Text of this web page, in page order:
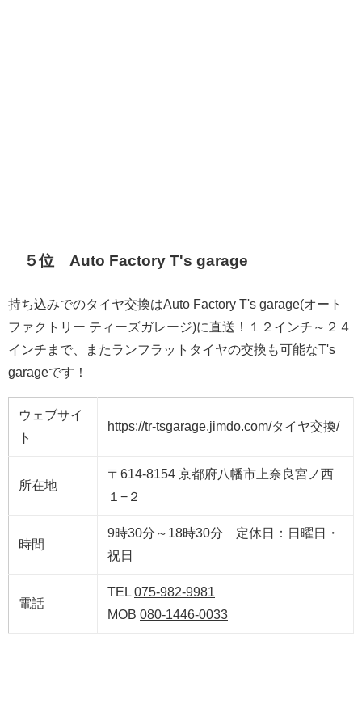
５位 Auto Factory T's garage
持ち込みでのタイヤ交換はAuto Factory T's garage(オート
ファクトリー ティーズガレージ)に直送！１２インチ～２４
インチまで、またランフラットタイヤの交換も可能なT's
garageです！
ウェブサイ
ト
https://tr-tsgarage.jimdo.com/タイヤ交換/
所在地
〒614-8154 京都府八幡市上奈良宮ノ西
１−２
時間
9時30分～18時30分 定休日：日曜日・
祝日
電話
TEL 075-982-9981
MOB 080-1446-0033